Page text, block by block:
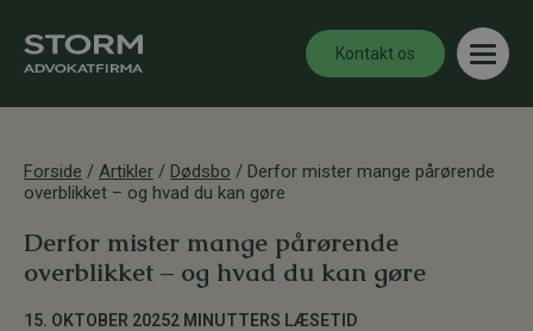
Kontakt os
Forside / Artikler / Dødsbo / Derfor mister mange pårørende
overblikket – og hvad du kan gøre
Derfor mister mange pårørende
overblikket – og hvad du kan gøre
15. OKTOBER 20252 MINUTTERS LÆSETID